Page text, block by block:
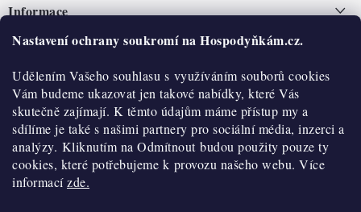
Nastavení ochrany soukromí na Hospodyňkám.cz.
Udělením Vašeho souhlasu s využíváním souborů cookies
Vám budeme ukazovat jen takové nabídky, které Vás
skutečně zajímají. K těmto údajům máme přístup my a
sdílíme je také s našimi partnery pro sociální média, inzerci a
analýzy. Kliknutím na Odmítnout budou použity pouze ty
cookies, které potřebujeme k provozu našeho webu. Více
informacízde.
pInformace
Nepřevzetí zásilky na dobírku
Obchodní podmínky
Hodnocení obchodu
Blog
Moje objednávka
O nás
Historie
Kontakty
O nákupu
Reklamace a vratky
Výdejní místa